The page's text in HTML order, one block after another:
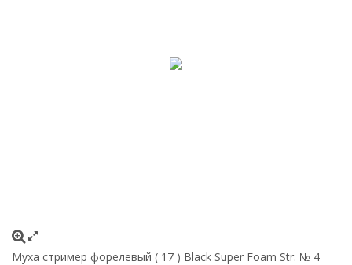
Муха стример форелевый ( 17 ) Black Super Foam Str. № 4